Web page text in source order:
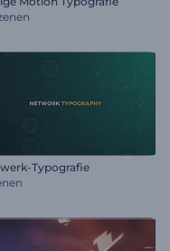
Typografie